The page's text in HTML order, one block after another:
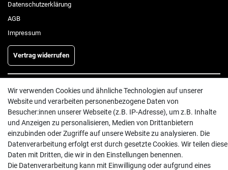
Daten­schutz­erklärung
AGB
Impressum
Vertrag widerrufen
INFORMATIONEN
Batterieentsorgung
Hilfe
Versand
Zahlungsarten
Kontakt
Wir verwenden Cookies und ähnliche Technologien auf unserer
Website und verarbeiten personenbezogene Daten von
Besucher:innen unserer Webseite (z.B. IP-Adresse), um z.B. Inhalte
und Anzeigen zu personalisieren, Medien von Drittanbietern
einzubinden oder Zugriffe auf unsere Website zu analysieren. Die
Datenverarbeitung erfolgt erst durch gesetzte Cookies. Wir teilen diese
Daten mit Dritten, die wir in den Einstellungen benennen.
Die Datenverarbeitung kann mit Einwilligung oder aufgrund eines